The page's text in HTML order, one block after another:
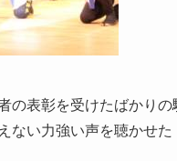
表彰を受けたばかり
い力強い声を聴かせ